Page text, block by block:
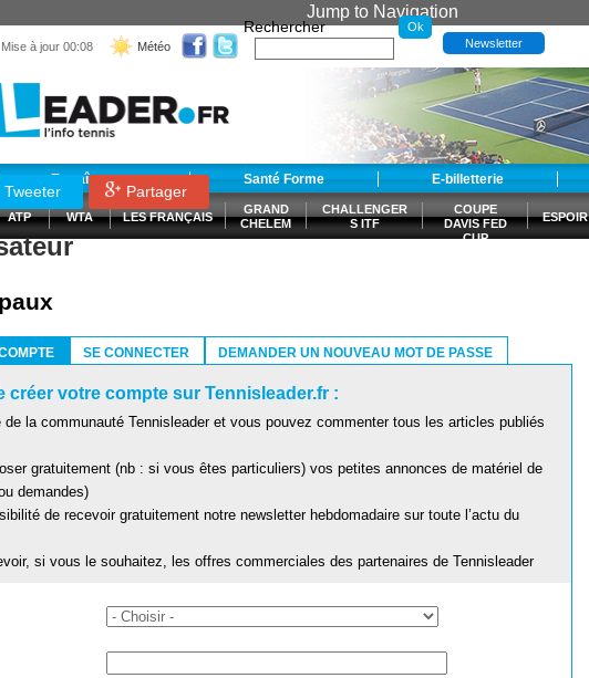
Jump to Navigation
Mise à jour 00:08 Météo
Rechercher
Newsletter
Entraînement Santé Forme E-billetterie
ATP WTA LES FRANÇAIS
GRAND
CHELEM
CHALLENGER
S ITF
COUPE
DAVIS FED
CUP
ESPOIR
Tweeter Partager
SE CONNECTER DEMANDER UN NOUVEAU MOT DE PASSE
créer votre compte sur Tennisleader.fr :
la communauté Tennisleader et vous pouvez commenter tous les articles publiés
gratuitement (nb : si vous êtes particuliers) vos petites annonces de matériel de
demandes)
de recevoir gratuitement notre newsletter hebdomadaire sur toute l’actu du
si vous le souhaitez, les offres commerciales des partenaires de Tennisleader